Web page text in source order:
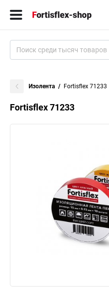
Изолента Fortisflex 71233
Fortisflex 71233